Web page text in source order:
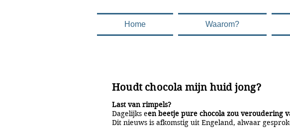
Home Waarom?
Houdt chocola mijn huid jong?
Last van rimpels?
Dagelijks een beetje pure chocola zou veroudering
Dit nieuws is afkomstig uit Engeland, alwaar